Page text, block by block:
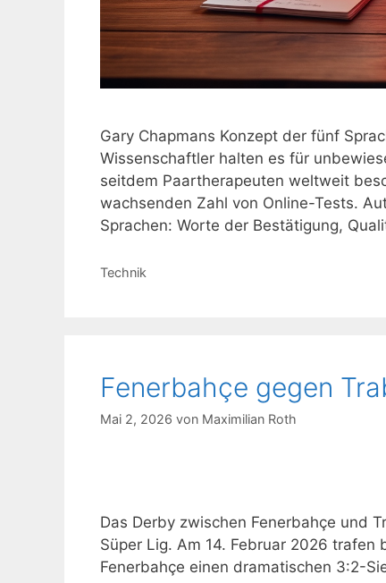
Gary Chapmans Konzept der fünf
Wissenschaftler halten es für
seitdem Paartherapeuten weltweit
wachsenden Zahl von Online-Tests.
Sprachen: Worte der Bestätigung,
Kategorien
Technik
Fenerbahçe gegen
Mai 2, 2026 von Maximilian Roth
Das Derby zwischen Fenerbahçe und
Süper Lig. Am 14. Februar 2026 trafen
Fenerbahçe einen dramatischen 3:2-